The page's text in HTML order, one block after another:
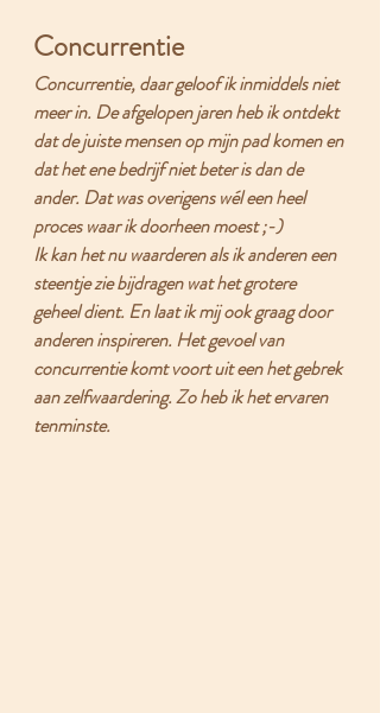
Concurrentie
Concurrentie, daar geloof ik inmiddels niet
meer in. De afgelopen jaren heb ik ontdekt
dat de juiste mensen op mijn pad komen en
dat het ene bedrijf niet beter is dan de
ander. Dat was overigens wél een heel
proces waar ik doorheen moest ;-)
Ik kan het nu waarderen als ik anderen een
steentje zie bijdragen wat het grotere
geheel dient. En laat ik mij ook graag door
anderen inspireren. Het gevoel van
concurrentie komt voort uit een het gebrek
aan zelfwaardering. Zo heb ik het ervaren
tenminste.